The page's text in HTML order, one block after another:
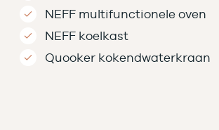
NEFF multifunctionele oven
NEFF koelkast
Quooker kokendwaterkraan